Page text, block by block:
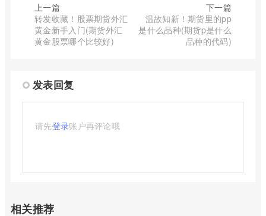
上一篇
转发收藏！股票期货外汇
黄金新手入门(期货外汇
黄金股票哪个比较好)
下一篇
温故知新！期货里的pp
是什么品种(期货p是什么
品种的代码)
发表回复
请先登录账户再评论哦
相关推荐